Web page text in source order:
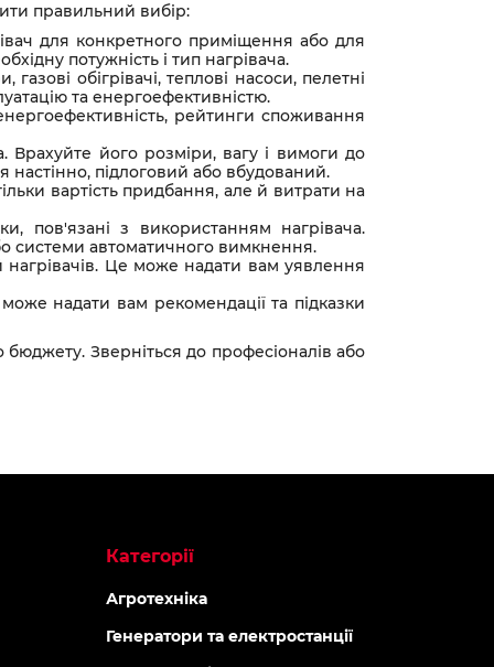
правильний вибір:
для конкретного приміщення або для
потужність і тип нагрівача.
газові обігрівачі, теплові насоси, пелетні
та енергоефективністю.
рейтинги споживання
Врахуйте його розміри, вагу і вимоги до
настінно, підлоговий або вбудований.
вартість придбання, але й витрати на
пов'язані з використанням нагрівача.
системи автоматичного вимкнення.
нагрівачів. Це може надати вам уявлення
надати вам рекомендації та підказки
Зверніться до професіоналів або
Категорії
Агротехніка
Генератори та електростанції